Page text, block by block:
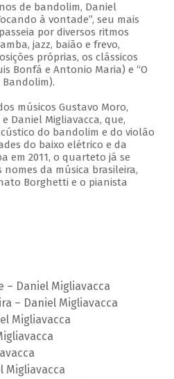
de bandolim, Daniel
à vontade”, seu mais
por diversos ritmos
jazz, baião e frevo,
próprias, os clássicos
Bonfá e Antonio Maria) e “O
Bandolim).
músicos Gustavo Moro,
Daniel Migliavacca, que,
do bandolim e do violão
do baixo elétrico e da
em 2011, o quarteto já se
da música brasileira,
Borghetti e o pianista
– Daniel Migliavacca
– Daniel Migliavacca
Migliavacca
Migliavacca